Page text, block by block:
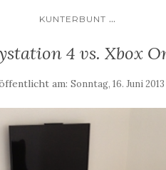
KUNTERBUNT ...
4 vs. Xbox
am:Sonntag, 16. Juni 2013